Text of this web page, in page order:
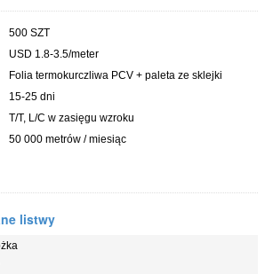
500 SZT
USD 1.8-3.5/meter
Folia termokurczliwa PCV + paleta ze sklejki
15-25 dni
T/T, L/C w zasięgu wzroku
50 000 metrów / miesiąc
listwy